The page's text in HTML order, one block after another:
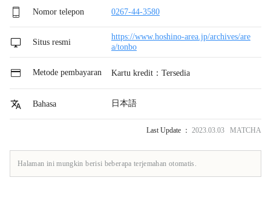
Nomor telepon 0267-44-3580
Situs resmi
https://www.hoshino-area.jp/archives/are
a/tonbo
Metode pembayaran Kartu kredit：Tersedia
Bahasa 日本語
Last Update ： 2023.03.03 MATCHA
Halaman ini mungkin berisi beberapa terjemahan otomatis.